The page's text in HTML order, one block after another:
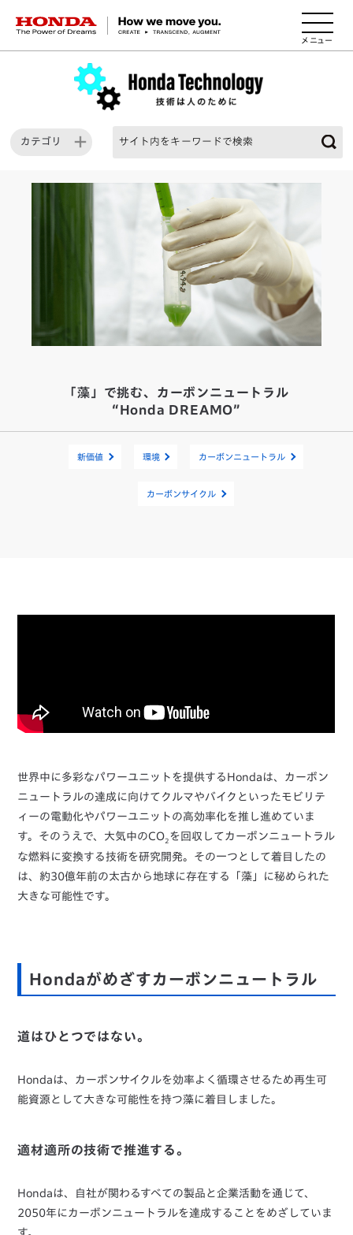
HONDA The Power of Dreams
カテゴリ
「藻」で挑む、カーボンニュートラル
“Honda DREAMO”
新価値 環境 カーボンニュートラル
カーボンサイクル
世界中に多彩なパワーユニットを提供するHondaは、カーボン
ニュートラルの達成に向けてクルマやバイクといったモビリテ
ィーの電動化やパワーユニットの高効率化を推し進めていま
す。そのうえで、大気中のCO2 を回収してカーボンニュートラル
な燃料に変換する技術を研究開発。その一つとして着目したの
は、約30億年前の太古から地球に存在する「藻」に秘められた
大きな可能性です。
Hondaがめざすカーボンニュートラル
道はひとつではない。
Hondaは、カーボンサイクルを効率よく循環させるため再生可
能資源として大きな可能性を持つ藻に着目しました。
適材適所の技術で推進する。
Hondaは、自社が関わるすべての製品と企業活動を通じて、
2050年にカーボンニュートラルを達成することをめざしていま
す。